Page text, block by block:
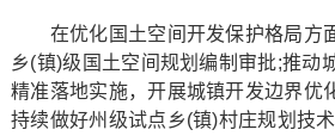
在优化国土空间开发保护格局方面
乡(镇)级国土空间规划编制审批;推动
精准落地实施，开展城镇开发边界优
持续做好州级试点乡(镇)村庄规划技